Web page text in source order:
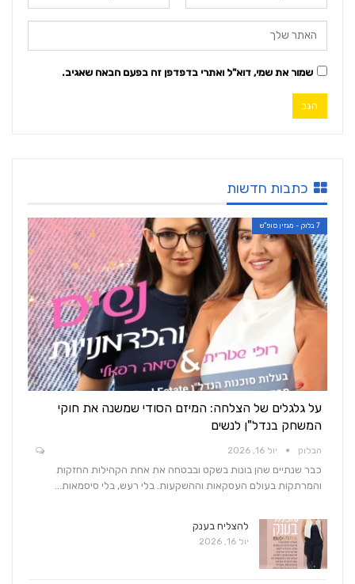
שמור את שמי, דוא"ל ואתרי בדפדפן זה בפעם הבאה שאגיב.
כתבות חדשות
7 בלוק - מגזין סופ"ש
על גלגלים של הצלחה: המיזם הסודי שמשנה את חוקי
המשחק בנדל"ן לנשים
הבלוק יול 16, 2026
כבר שנתיים שהן בונות בשקט ובבטחה את אחת הקהילות החזקות
והמרתקות בעולם העסקאות וההשקעות. בלי רעש, בלי סיסמאות…
להצליח בענק
יול 16, 2026